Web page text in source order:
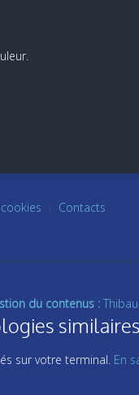
Contacts
du contenus :
sur votre terminal. En